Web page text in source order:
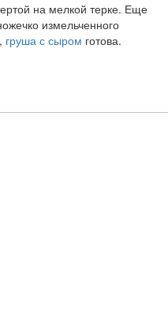
на мелкой терке. Еще
измельченного
груша с сыром готова.